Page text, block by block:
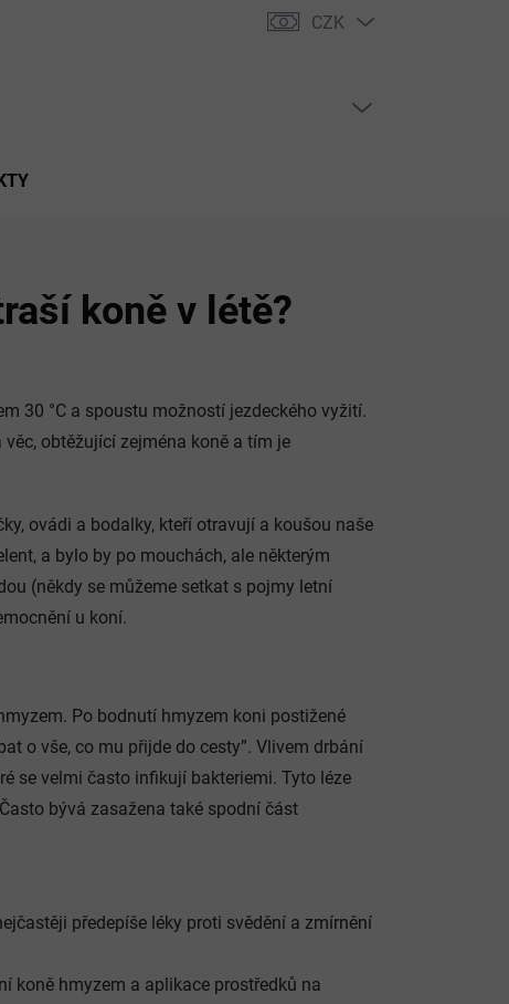
CZK
koně v létě?
30 °C a spoustu možností jezdeckého vyžití.
obtěžující zejména koně a tím je
ovádi a bodalky, kteří otravují a koušou naše
a bylo by po mouchách, ale některým
(někdy se můžeme setkat s pojmy letní
u koní.
Po bodnutí hmyzem koni postižené
o vše, co mu přijde do cesty”. Vlivem drbání
se velmi často infikují bakteriemi. Tyto léze
bývá zasažena také spodní část
předepíše léky proti svědění a zmírnění
koně hmyzem a aplikace prostředků na